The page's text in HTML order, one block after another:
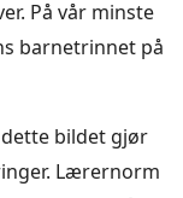
På vår minste
barnetrinnet på
bildet gjør
Lærernorm